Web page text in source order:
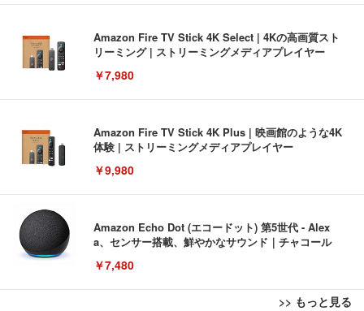
Amazon Fire TV Stick 4K Select | 4Kの高画質スト
リーミング | ストリーミングメディアプレイヤー
￥7,980
Amazon Fire TV Stick 4K Plus | 映画館のような4K
体験 | ストリーミングメディアプレイヤー
￥9,980
Amazon Echo Dot (エコードット) 第5世代 - Alex
a、センサー搭載、鮮やかなサウンド｜チャコール
￥7,480
>> もっと見る